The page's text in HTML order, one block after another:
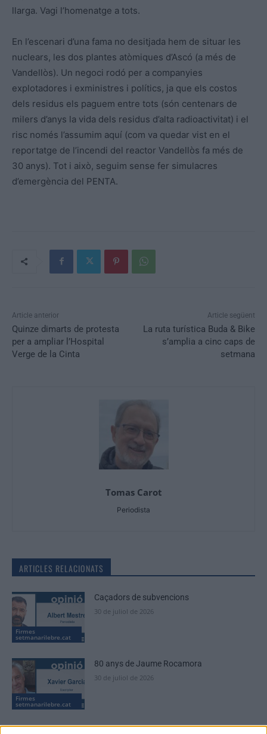
llarga. Vagi l’homenatge a tots.
En l’escenari d’una fama no desitjada hem de situar les
nuclears, les dos plantes atòmiques d’Ascó (a més de
Vandellòs). Un negoci rodó per a companyies
explotadores i exministres i polítics, ja que els costos
dels residus els paguem entre tots (són centenars de
milers d’anys la vida dels residus d’alta radioactivitat) i el
risc només l’assumim aquí (com va quedar vist en el
reportatge de l’incendi del reactor Vandellòs fa més de
30 anys). Tot i això, seguim sense fer simulacres
d’emergència del PENTA.
Article anterior
Quinze dimarts de protesta
per a ampliar l’Hospital
Verge de la Cinta
Article següent
La ruta turística Buda & Bike
s’amplia a cinc caps de
setmana
Tomas Carot
Periodista
ARTICLES RELACIONATS
Firmes
setmanarilebre.cat
Caçadors de subvencions
30 de juliol de 2026
Firmes
setmanarilebre.cat
80 anys de Jaume Rocamora
30 de juliol de 2026